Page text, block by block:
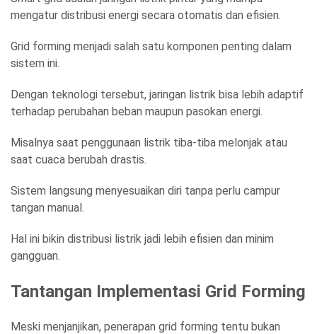
mengatur distribusi energi secara otomatis dan efisien.
Grid forming menjadi salah satu komponen penting dalam
sistem ini.
Dengan teknologi tersebut, jaringan listrik bisa lebih adaptif
terhadap perubahan beban maupun pasokan energi.
Misalnya saat penggunaan listrik tiba-tiba melonjak atau
saat cuaca berubah drastis.
Sistem langsung menyesuaikan diri tanpa perlu campur
tangan manual.
Hal ini bikin distribusi listrik jadi lebih efisien dan minim
gangguan.
Tantangan Implementasi Grid Forming
Meski menjanjikan, penerapan grid forming tentu bukan